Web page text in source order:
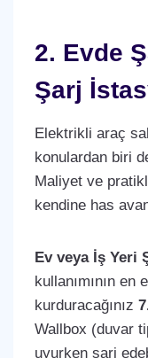
2. Evde
Şarj
Elektrikli araç
konulardan biri
Maliyet ve
kendine has
Ev veya İş Yeri
kullanımının
kurduracağınız
Wallbox (duvar
uyurken şarj